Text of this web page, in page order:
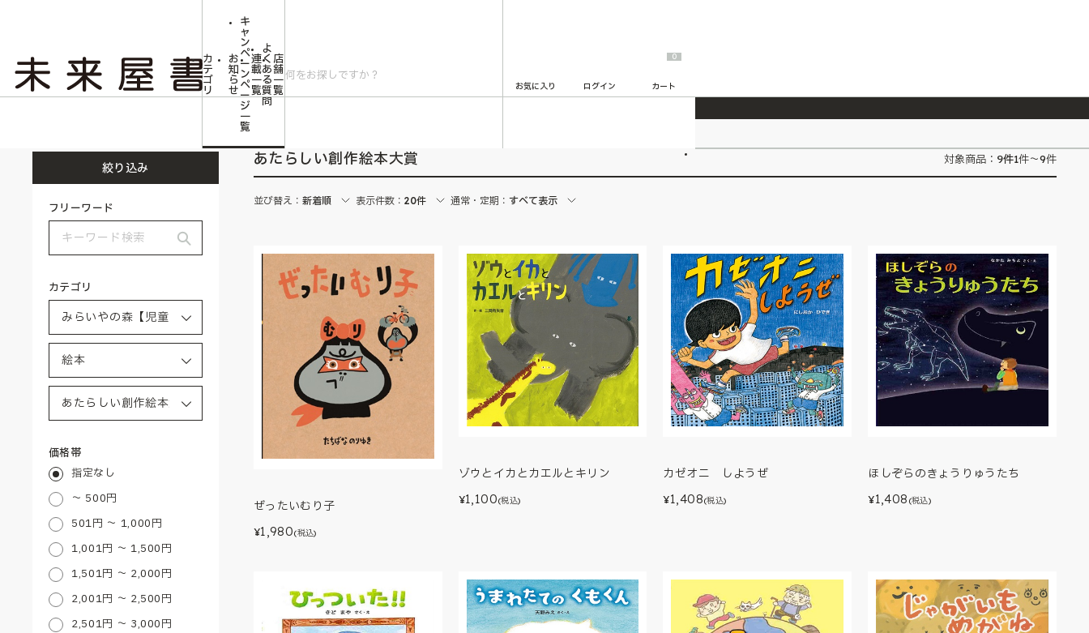
2026/7/23 『ONE PIECE magazine 021 ONE PIECEカード付き同梱版』発売延期のご案内
カ
テ
ゴ
リ
お
知
ら
せ
キ
ャ
ン
ペ
ー
ン
ペ
ー
ジ
一
覧
連
載
一
覧
よ
く
あ
る
質
問
店
舗
一
覧
お気に入り ログイン
0
カート
あたらしい創作絵本大賞
絞り込み
フリーワード
カテゴリ
価格帯
指定なし
～ 500円
501円 ～ 1,000円
1,001円 ～ 1,500円
1,501円 ～ 2,000円
2,001円 ～ 2,500円
2,501円 ～ 3,000円
あたらしい創作絵本大賞 対象商品： 9件1件～9件
並び替え： 新着順 表示件数： 20件 通常・定期： すべて表示
ぜったいむり子
¥1,980(税込)
ゾウとイカとカエルとキリン
¥1,100(税込)
カゼオニ しようぜ
¥1,408(税込)
ほしぞらのきょうりゅうたち
¥1,408 (税込)